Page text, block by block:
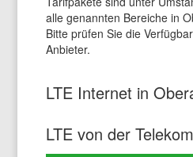
alle genannten Bereiche in
Bitte prüfen Sie die
Anbieter.
LTE Internet in
LTE von der Telekom